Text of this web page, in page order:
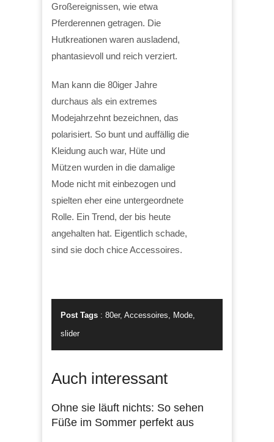
Großereignissen, wie etwa
Pferderennen getragen. Die
Hutkreationen waren ausladend,
phantasievoll und reich verziert.
Man kann die 80iger Jahre
durchaus als ein extremes
Modejahrzehnt bezeichnen, das
polarisiert. So bunt und auffällig die
Kleidung auch war, Hüte und
Mützen wurden in die damalige
Mode nicht mit einbezogen und
spielten eher eine untergeordnete
Rolle. Ein Trend, der bis heute
angehalten hat. Eigentlich schade,
sind sie doch chice Accessoires.
Post Tags : 80er, Accessoires Mode
slider
Auch interessant
Ohne sie läuft nichts: So sehen
Füße im Sommer perfekt aus